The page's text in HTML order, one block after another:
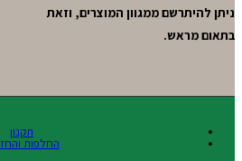
ניתן להיתרשם ממגוון המוצרים, וזאת
בתאום מראש.
תקנון
החלפות